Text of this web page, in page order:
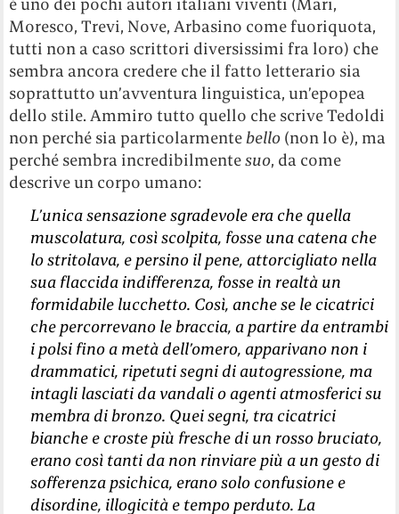
è uno dei pochi autori italiani viventi (Mari,
Moresco, Trevi, Nove, Arbasino come fuoriquota,
tutti non a caso scrittori diversissimi fra loro) che
sembra ancora credere che il fatto letterario sia
soprattutto un’avventura linguistica, un’epopea
dello stile. Ammiro tutto quello che scrive Tedoldi
non perché sia particolarmentebello (non lo è), ma
perché sembra incredibilmentesuo, da come
descrive un corpo umano:
L’unica sensazione sgradevole era che quella
muscolatura, così scolpita, fosse una catena che
lo stritolava, e persino il pene, attorcigliato nella
sua flaccida indifferenza, fosse in realtà un
formidabile lucchetto. Così, anche se le cicatrici
che percorrevano le braccia, a partire da entrambi
i polsi fino a metà dell’omero, apparivano non i
drammatici, ripetuti segni di autogressione, ma
intagli lasciati da vandali o agenti atmosferici su
membra di bronzo. Quei segni, tra cicatrici
bianche e croste più fresche di un rosso bruciato,
erano così tanti da non rinviare più a un gesto di
sofferenza psichica, erano solo confusione e
disordine, illogicità e tempo perduto. La